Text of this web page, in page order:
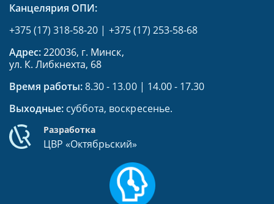
Адрес:220036, г. Минск,
ул. К. Либкнехта, 68
Время работы:8.30 - 13.00 | 14.00 - 17.30
Выходные: суббота, воскресенье.
Разработка
ЦВР «Октябрьский»
Канцелярия ОПИ:
+375 (17) 318-58-20 | +375 (17) 253-58-68